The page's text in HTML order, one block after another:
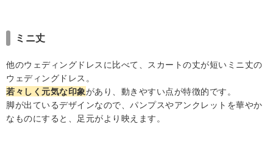
ミニ丈
他のウェディングドレスに比べて、スカートの丈が短いミニ丈の
ウェディングドレス。
若々しく元気な印象があり、動きやすい点が特徴的です。
脚が出ているデザインなので、パンプスやアンクレットを華やか
なものにすると、足元がより映えます。